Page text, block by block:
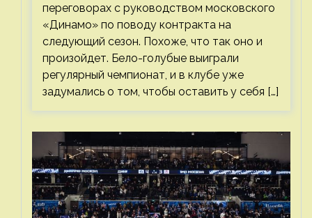
переговорах с руководством московского
«Динамо» по поводу контракта на
следующий сезон. Похоже, что так оно и
произойдет. Бело-голубые выиграли
регулярный чемпионат, и в клубе уже
задумались о том, чтобы оставить у себя […]